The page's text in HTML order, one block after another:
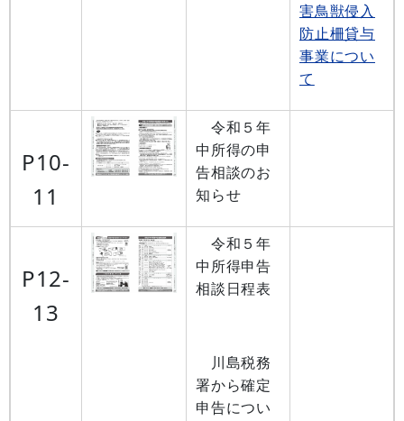
害鳥獣侵入
防止柵貸与
事業につい
て
P10-
11
令和５年
中所得の申
告相談のお
知らせ
P12-
13
令和５年
中所得申告
相談日程表
川島税務
署から確定
申告につい